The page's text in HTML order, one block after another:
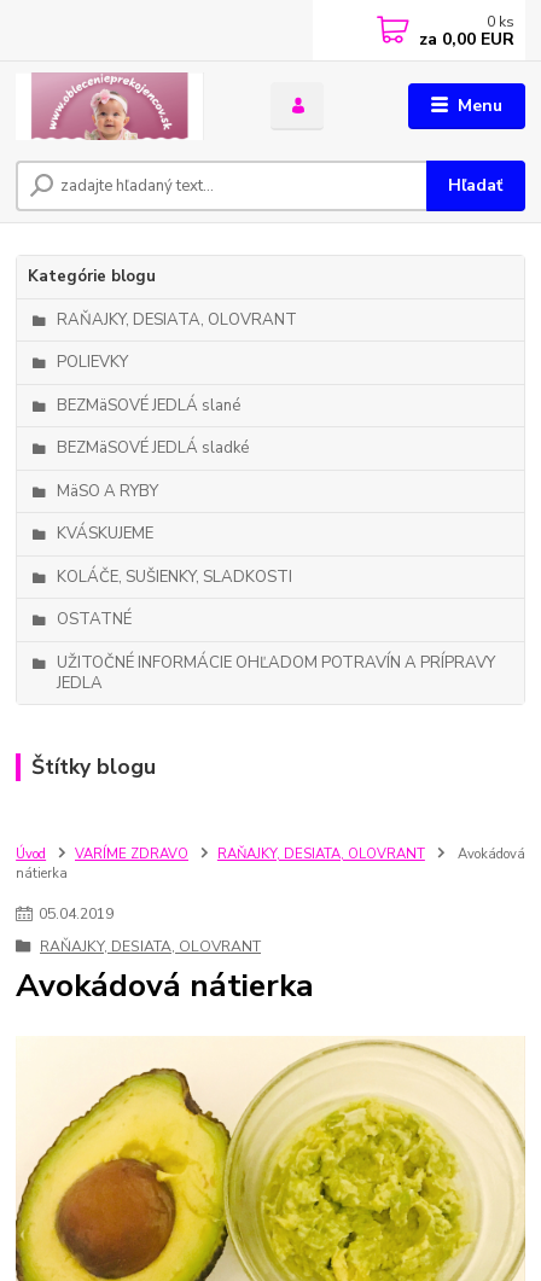
Menu
Hľadať
0 ks
za 0,00 EUR
Kategórie blogu
RAŇAJKY, DESIATA, OLOVRANT
POLIEVKY
BEZMäSOVÉ JEDLÁ slané
BEZMäSOVÉ JEDLÁ sladké
MäSO A RYBY
KVÁSKUJEME
KOLÁČE, SUŠIENKY, SLADKOSTI
OSTATNÉ
UŽITOČNÉ INFORMÁCIE OHĽADOM POTRAVÍN A PRÍPRAVY
JEDLA
Štítky blogu
Úvod VARÍME ZDRAVO RAŇAJKY, DESIATA, OLOVRANT
Avokádová
nátierka
05.04.2019
RAŇAJKY, DESIATA, OLOVRANT
Avokádová nátierka